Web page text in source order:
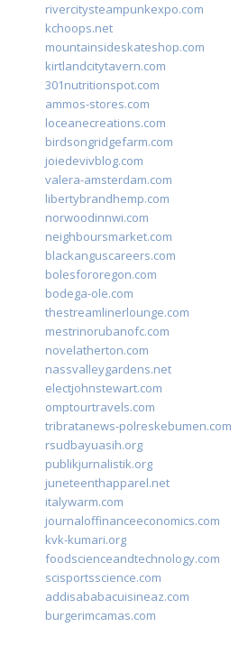
rivercitysteampunkexpo.com
kchoops.net
mountainsideskateshop.com
kirtlandcitytavern.com
301nutritionspot.com
ammos-stores.com
loceanecreations.com
birdsongridgefarm.com
joiedevivblog.com
valera-amsterdam.com
libertybrandhemp.com
norwoodinnwi.com
neighboursmarket.com
blackanguscareers.com
bolesfororegon.com
bodega-ole.com
thestreamlinerlounge.com
mestrinorubanofc.com
novelatherton.com
nassvalleygardens.net
electjohnstewart.com
omptourtravels.com
tribratanews-polreskebumen.com
rsudbayuasih.org
publikjurnalistik.org
juneteenthapparel.net
italywarm.com
journaloffinanceeconomics.com
kvk-kumari.org
foodscienceandtechnology.com
scisportsscience.com
addisababacuisineaz.com
burgerimcamas.com